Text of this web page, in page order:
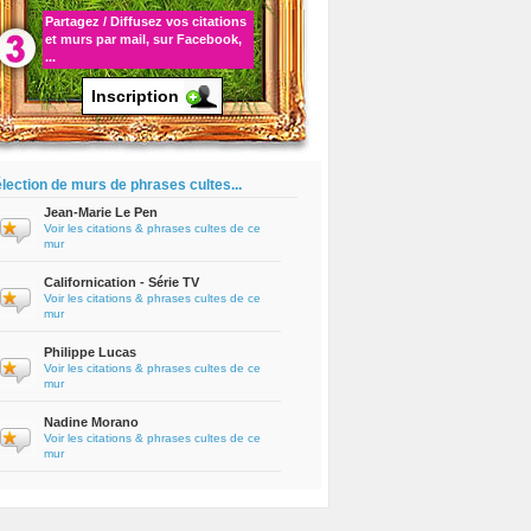
Partagez / Diffusez vos citations
et murs par mail, sur Facebook,
...
Inscription
de murs de phrases cultes...
Jean-Marie Le Pen
Voir les citations & phrases cultes de ce
mur
Californication - Série TV
Voir les citations & phrases cultes de ce
mur
Philippe Lucas
Voir les citations & phrases cultes de ce
mur
Nadine Morano
Voir les citations & phrases cultes de ce
mur